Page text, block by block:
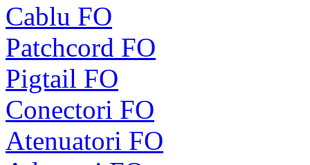
Cablu FO
Patchcord FO
Pigtail FO
Conectori FO
Atenuatori FO